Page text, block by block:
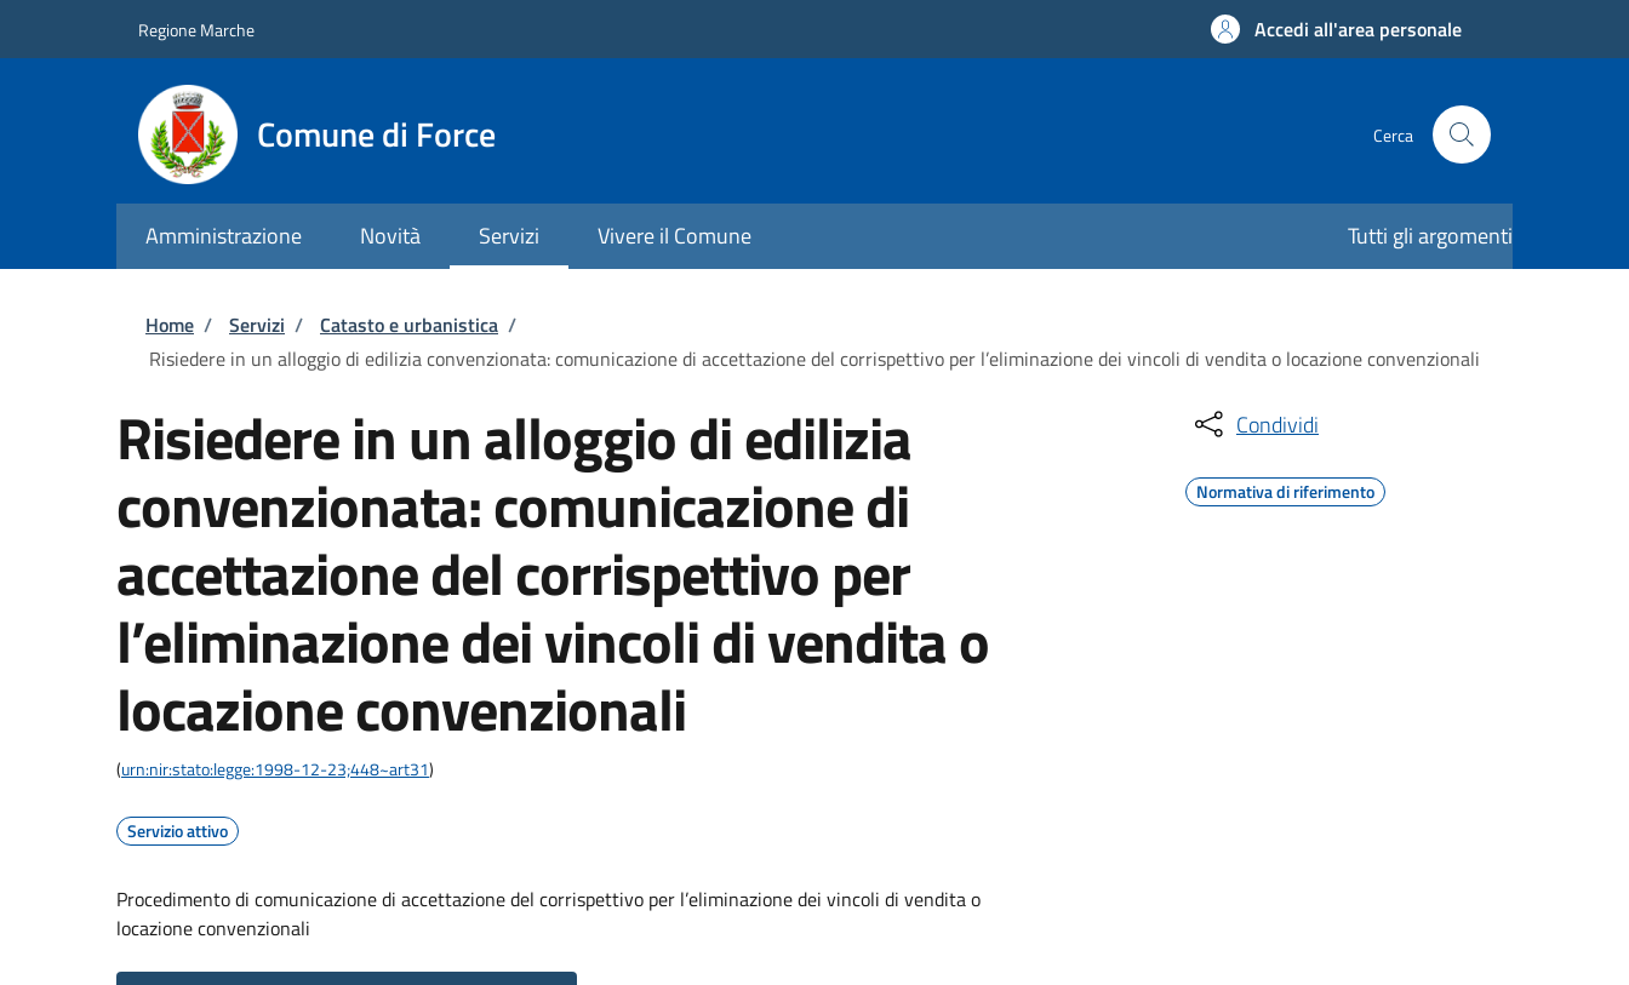
Regione Marche Accedi all'area personale
Comune di Force Cerca
Amministrazione Novità Servizi Vivere il Comune Tutti gli argomenti
Briciole di pane
Home / Servizi / Catasto e urbanistica /
Risiedere in un alloggio di edilizia convenzionata: comunicazione di accettazione del corrispettivo per l’eliminazione dei vincoli di vendita o locazione convenzionali
Risiedere in un alloggio di edilizia
convenzionata: comunicazione di
accettazione del corrispettivo per
l’eliminazione dei vincoli di vendita o
locazione convenzionali
(urn:nir:stato:legge:1998-12-23;448~art31)
Servizio attivo
Procedimento di comunicazione di accettazione del corrispettivo per l’eliminazione dei vincoli di vendita o
locazione convenzionali
Condividi
Normativa di riferimento